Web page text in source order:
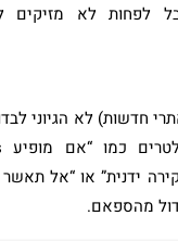
לפחות לא מזיקים
חדשות) לא הגיוני
ידנית” או “אל תאשר
מהספאם.